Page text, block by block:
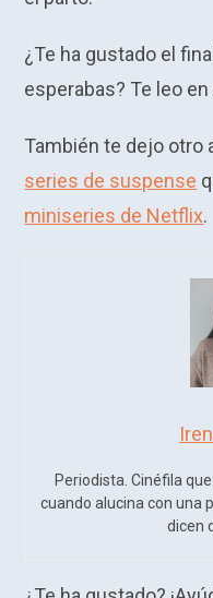
¿Te ha gustado el
esperabas? Te leo
También te dejo otro
series de suspense
miniseries de Netflix.
Periodista. Cinéfila
cuando alucina con una
dicen